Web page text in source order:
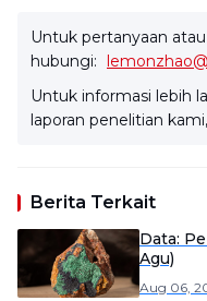
Untuk pertanyaan
hubungi:
Untuk informasi lebih
laporan penelitian
Berita Terkait
Data:
Agu)
Aug 06,